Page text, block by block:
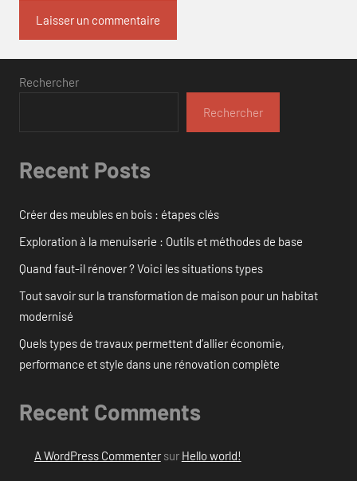
Rechercher
Rechercher
Recent Posts
Créer des meubles en bois : étapes clés
Exploration à la menuiserie : Outils et méthodes de base
Quand faut-il rénover ? Voici les situations types
Tout savoir sur la transformation de maison pour un habitat
modernisé
Quels types de travaux permettent d’allier économie,
performance et style dans une rénovation complète
Recent Comments
A WordPress Commentersur Hello world!